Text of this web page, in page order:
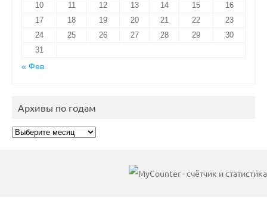
10
11 12 13 14 15
16
17
18 19 20 21 22
23
24
25 26 27 28 29
30
31
« Фев
Архивы по годам
Архивы